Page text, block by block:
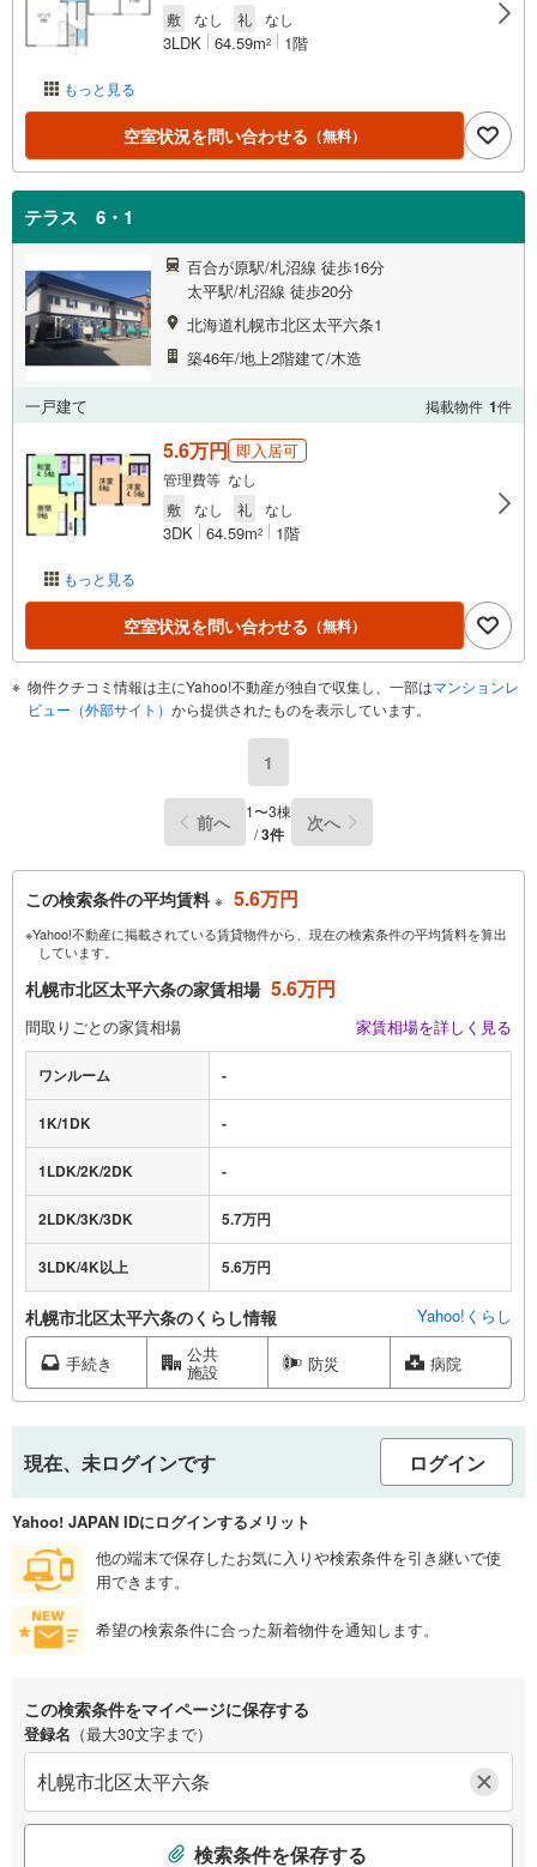
もっと見る
敷
なし 礼 なし
3LDK 64.59m2 1階
空室状況を問い合わせる （無料）
テラス 6・1
百合が原駅/札沼線 徒歩16分
太平駅/札沼線 徒歩20分
北海道札幌市北区太平六条1
築46年/地上2階建て/木造
一戸建て 掲載物件 1件
もっと見る
5.6万円 即入居可
管理費等 なし
敷
なし 礼 なし
3DK 64.59m2 1階
空室状況を問い合わせる （無料）
物件クチコミ情報は主にYahoo!不動産が独自で収集し、一部はマンションレ
ビュー（外部サイト） から提供されたものを表示しています。
1
前へ
1〜3棟
/3件 次へ
この検索条件の平均賃料 ※ 5.6万円
※Yahoo!不動産に掲載されている賃貸物件から、現在の検索条件の平均賃料を算出
しています。
札幌市北区太平六条の家賃相場 5.6万円
間取りごとの家賃相場 家賃相場を詳しく見る
ワンルーム -
1K/1DK -
1LDK/2K/2DK -
2LDK/3K/3DK 5.7万円
3LDK/4K以上 5.6万円
札幌市北区太平六条のくらし情報 Yahoo!くらし
手続き 公共
施設 防災 病院
現在、未ログインです ログイン
Yahoo! JAPAN IDにログインするメリット
他の端末で保存したお気に入りや検索条件を引き継いで使
用できます。
希望の検索条件に合った新着物件を通知します。
この検索条件をマイページに保存する
登録名 （最大30文字まで）
検索条件を保存する